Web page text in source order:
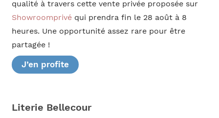
qualité à travers cette vente privée proposée sur
Showroomprivéqui prendra fin le 28 août à 8
heures. Une opportunité assez rare pour être
partagée !
J’en profite
Literie Bellecour